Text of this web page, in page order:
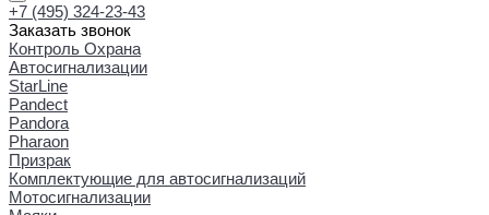
+7 (495) 324-23-43
Заказать звонок
Контроль Охрана
Автосигнализации
StarLine
Pandect
Pandora
Pharaon
Призрак
Комплектующие для автосигнализаций
Мотосигнализации